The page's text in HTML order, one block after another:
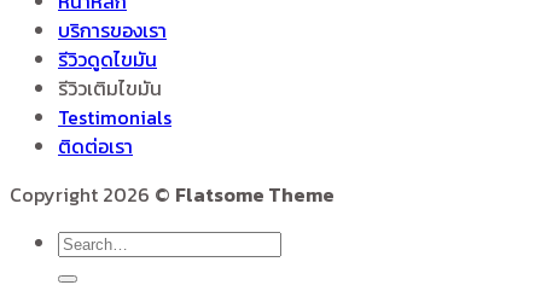
บริการของเรา
รีวิวดูดไขมัน
รีวิวเติมไขมัน
Testimonials
ติดต่อเรา
Copyright 2026 © Flatsome Theme